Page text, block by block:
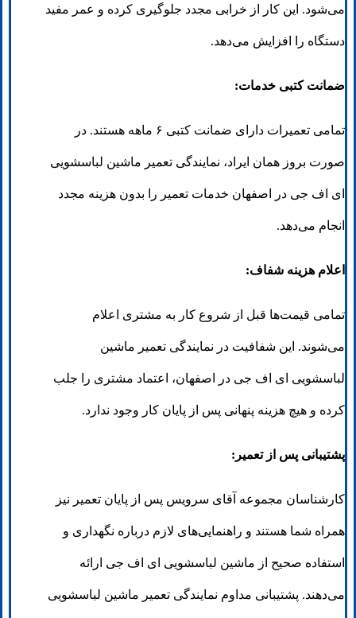
می‌شود. این کار از خرابی مجدد جلوگیری کرده و عمر مفید
دستگاه را افزایش می‌دهد.
ضمانت کتبی خدمات:
تمامی تعمیرات دارای ضمانت کتبی ۶ ماهه هستند. در
صورت بروز همان ایراد، نمایندگی تعمیر ماشین لباسشویی
ای اف جی در اصفهان خدمات تعمیر را بدون هزینه مجدد
انجام می‌دهد.
اعلام هزینه شفاف:
تمامی قیمت‌ها قبل از شروع کار به مشتری اعلام
می‌شوند. این شفافیت در نمایندگی تعمیر ماشین
لباسشویی ای اف جی در اصفهان، اعتماد مشتری را جلب
کرده و هیچ هزینه پنهانی پس از پایان کار وجود ندارد.
پشتیبانی پس از تعمیر:
کارشناسان مجموعه آقای سرویس پس از پایان تعمیر نیز
همراه شما هستند و راهنمایی‌های لازم درباره نگهداری و
استفاده صحیح از ماشین لباسشویی ای اف جی ارائه
می‌دهند. پشتیبانی مداوم نمایندگی تعمیر ماشین لباسشویی